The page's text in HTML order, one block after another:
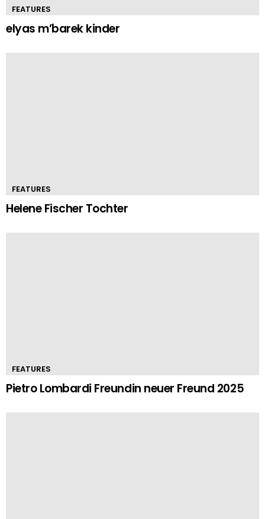
FEATURES
elyas m’barek kinder
FEATURES
Helene Fischer Tochter
FEATURES
Pietro Lombardi Freundin neuer Freund 2025